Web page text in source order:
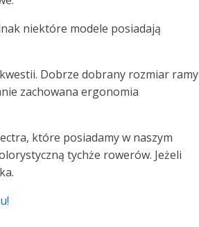
niektóre modele posiadają
Dobrze dobrany rozmiar ramy
zachowana ergonomia
które posiadamy w naszym
tychże rowerów. Jeżeli